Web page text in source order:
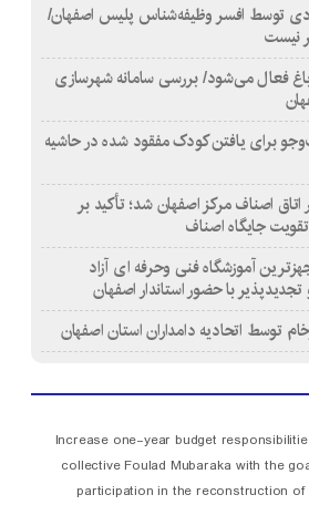
بهار آزادی توسط افسر وظیفه‌شناس پلیس اصفهان/
نیست
فعال می‌شود/ بررسی سامانه شهرسازی
برای یافتن کودک مفقود شده در حاشیه
اصناف مرکز اصفهان شد؛ تأکید بر
جایگاه اصناف
آموزشگاه فنی وحرفه ای آزاد
با حضور استاندار اصفهان
توسط اتحادیه دامداران استان اصفهان
Increase one-year budget
collective Foulad Mubaraka with the
participation in the reconstruction of